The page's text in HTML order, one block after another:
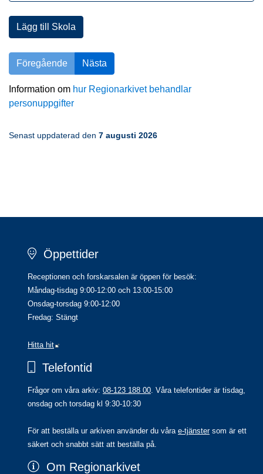
Lägg till Skola
Föregående Nästa
Information om hur Regionarkivet behandlar
personuppgifter
Senast uppdaterad den 7 augusti 2026
Öppettider
Receptionen och forskarsalen är öppen för besök:
Måndag-tisdag 9:00-12:00 och 13:00-15:00
Onsdag-torsdag 9:00-12:00
Fredag: Stängt
Hitta hit
Telefontid
Frågor om våra arkiv: 08-123 188 00 . Våra telefontider är tisdag,
onsdag och torsdag kl 9:30-10:30
För att beställa ur arkiven använder du våra e-tjänster som är ett
säkert och snabbt sätt att beställa på.
Om Regionarkivet